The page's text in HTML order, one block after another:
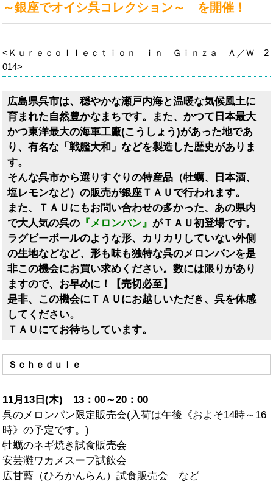
～銀座でオイシ呉コレクション～ を開催！
<Ｋｕｒｅｃｏｌｌｅｃｔｉｏｎ ｉｎ Ｇｉｎｚａ Ａ／Ｗ 2
014>
広島県呉市は、穏やかな瀬戸内海と温暖な気候風土に
育まれた自然豊かなまちです。また、かつて日本最大
かつ東洋最大の海軍工廠(こうしょう)があった地であ
り、有名な「戦艦大和」などを製造した歴史がありま
す。
そんな呉市から選りすぐりの特産品（牡蠣、日本酒、
塩レモンなど）の販売が銀座ＴＡＵで行われます。
また、ＴＡＵにもお問い合わせの多かった、あの県内
で大人気の呉の 『メロンパン』 がＴＡＵ初登場です。
ラグビーボールのような形、カリカリしていない外側
の生地などなど、形も味も独特な呉のメロンパンを是
非この機会にお買い求めください。数には限りがあり
ますので、お早めに！【売切必至】
是非、この機会にＴＡＵにお越しいただき、呉を体感
してください。
ＴＡＵにてお待ちしています。
Ｓｃｈｅｄｕｌｅ
11月13日(木) 13：00～20：00
呉のメロンパン限定販売会(入荷は午後《およそ14時～16
時》の予定です。)
牡蠣のネギ焼き試食販売会
安芸灘ワカメスープ試飲会
広甘藍（ひろかんらん）試食販売会 など